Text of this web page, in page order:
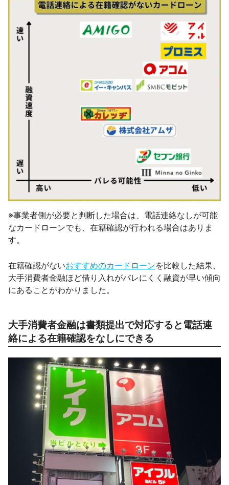
※事業者側が必要と判断した場合は、電話連絡なしが可能
なカードローンでも、在籍確認が行われる場合はありま
す。
在籍確認がないおすすめのカードローンを比較した結果、
大手消費者金融ほど借り入れがバレにくく融資が早い傾向
にあることがわかりました。
大手消費者金融は書類提出で対応すると電話連
絡による在籍確認をなしにできる